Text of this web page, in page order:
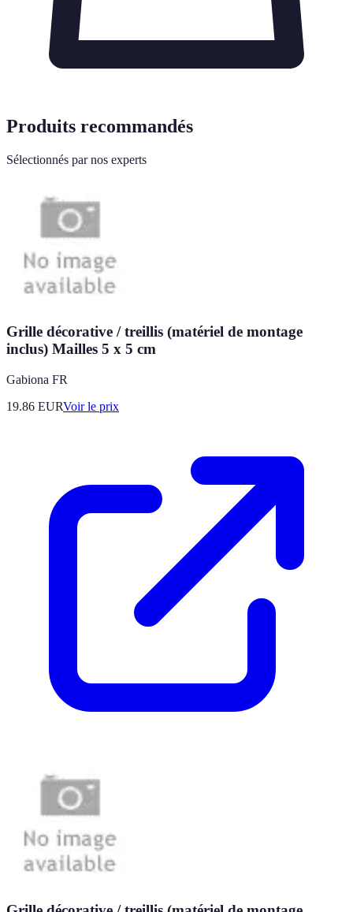
Produits recommandés
Sélectionnés par nos experts
Grille décorative / treillis (matériel de montage
inclus) Mailles 5 x 5 cm
Gabiona FR
19.86 EURVoir le prix